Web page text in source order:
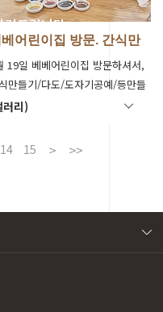
려드립니다.
리)
어린이집 방문. 간식만
19일 베베어린이집 방문하셔서,
만들기/다도/도자기공예/등만들
행하였습니다.
14 15